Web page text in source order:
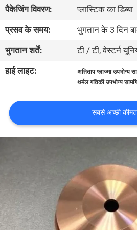
भ्रमण
गुणवत्ता
एक
उद्धरण
करें
पैकेजिंग विवरण:
प्लास्टिक का डिब्बा
प्रसव के समय:
भुगतान के 3 दिन
भुगतान शर्तें:
टी / टी, वेस्टर्न
हाई लाइट:
अतिताप प्लाज्मा उपभोग्य
थर्मल गतिकी उपभोग्य
सबसे अच्छी कीमत